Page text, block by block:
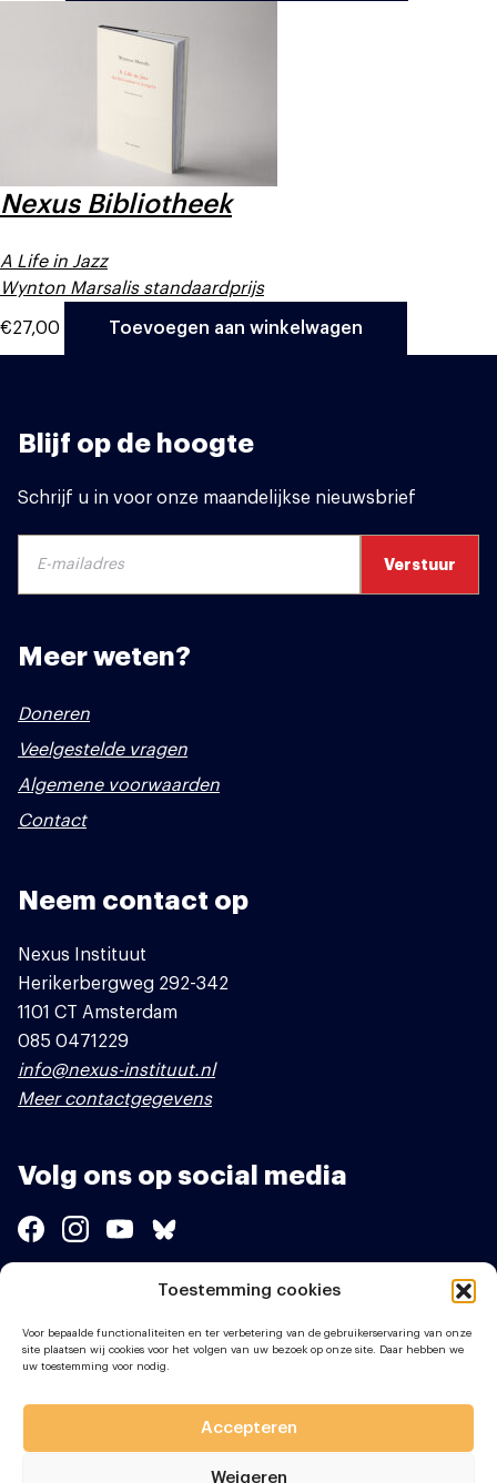
Toestemming cookies
Voor bepaalde functionaliteiten en ter verbetering van de gebruikerservaring van onze
site plaatsen wij cookies voor het volgen van uw bezoek op onze site. Daar hebben we
uw toestemming voor nodig.
Accepteren
Weigeren
Nexus Bibliotheek
A Life in Jazz
Wynton Marsalis standaardprijs
€27,00 Toevoegen aan winkelwagen
Blijf op de hoogte
Schrijf u in voor onze maandelijkse nieuwsbrief
Meer weten?
Doneren
Veelgestelde vragen
Algemene voorwaarden
Contact
Neem contact op
Nexus Instituut
Herikerbergweg 292-342
1101 CT Amsterdam
085 0471229
info@nexus-instituut.nl
Meer contactgegevens
Volg ons op social media